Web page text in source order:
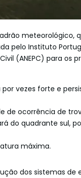
meteorológico,
pelo Instituto
(ANEPC) para os
vezes forte e
de ocorrência de
do quadrante sul,
máxima.
dos sistemas